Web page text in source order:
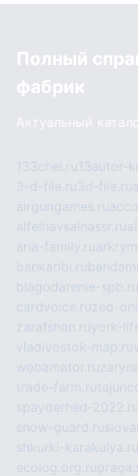
Полный
фабрик
Актуальный
133chel.ru13autor-
3-d-file.ru3d-file.ru
airgungames.ru
alfeihavsalnassr.ru
aria-family.ru
bankaribi.ru
blagodarenie-spb.ru
cardvoice.ruzed-
zarafshan.ruyork-
vladivostok-map.ru
webamator.ru
trade-farm.ru
spayderhed-2022.ru
snow-guard.ru
shkurki-karakulya.ru
ecolog.org.ru